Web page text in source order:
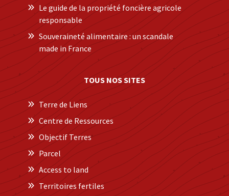
Le guide de la propriété foncière agricole
responsable
Souveraineté alimentaire : un scandale
made in France
TOUS NOS SITES
Terre de Liens
Centre de Ressources
Objectif Terres
Parcel
Access to land
Territoires fertiles